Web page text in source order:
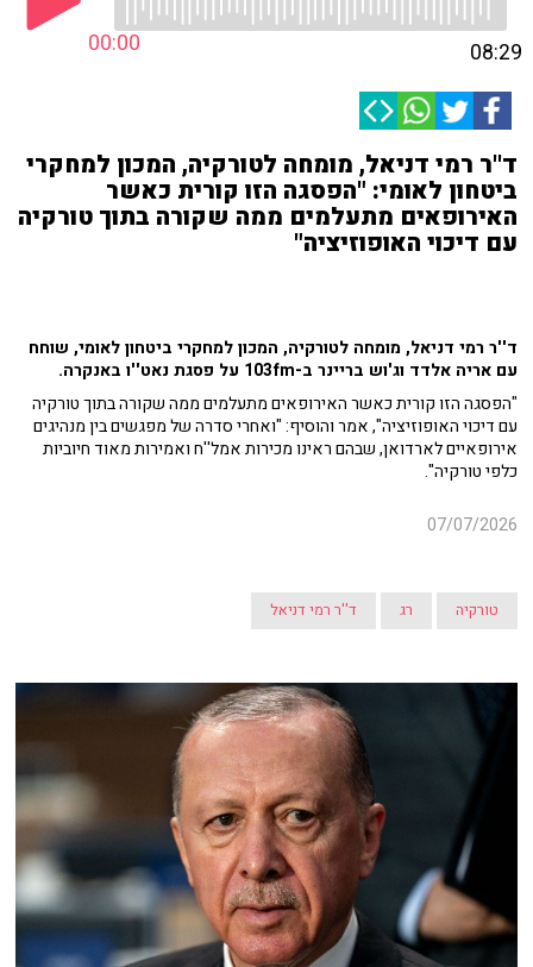
00:00 08:29
ד''ר רמי דניאל, מומחה לטורקיה, המכון למחקרי
ביטחון לאומי: "הפסגה הזו קורית כאשר
האירופאים מתעלמים ממה שקורה בתוך טורקיה
עם דיכוי האופוזיציה"
ד''ר רמי דניאל, מומחה לטורקיה, המכון למחקרי ביטחון לאומי, שוחח
עם אריה אלדד וג'וש בריינר ב-103fm על פסגת נאט''ו באנקרה.
"הפסגה הזו קורית כאשר האירופאים מתעלמים ממה שקורה בתוך טורקיה
עם דיכוי האופוזיציה", אמר והוסיף: "ואחרי סדרה של מפגשים בין מנהיגים
אירופאיים לארדואן, שבהם ראינו מכירות אמל''ח ואמירות מאוד חיוביות
כלפי טורקיה".
07/07/2026
טורקיה רג ד''ר רמי דניאל